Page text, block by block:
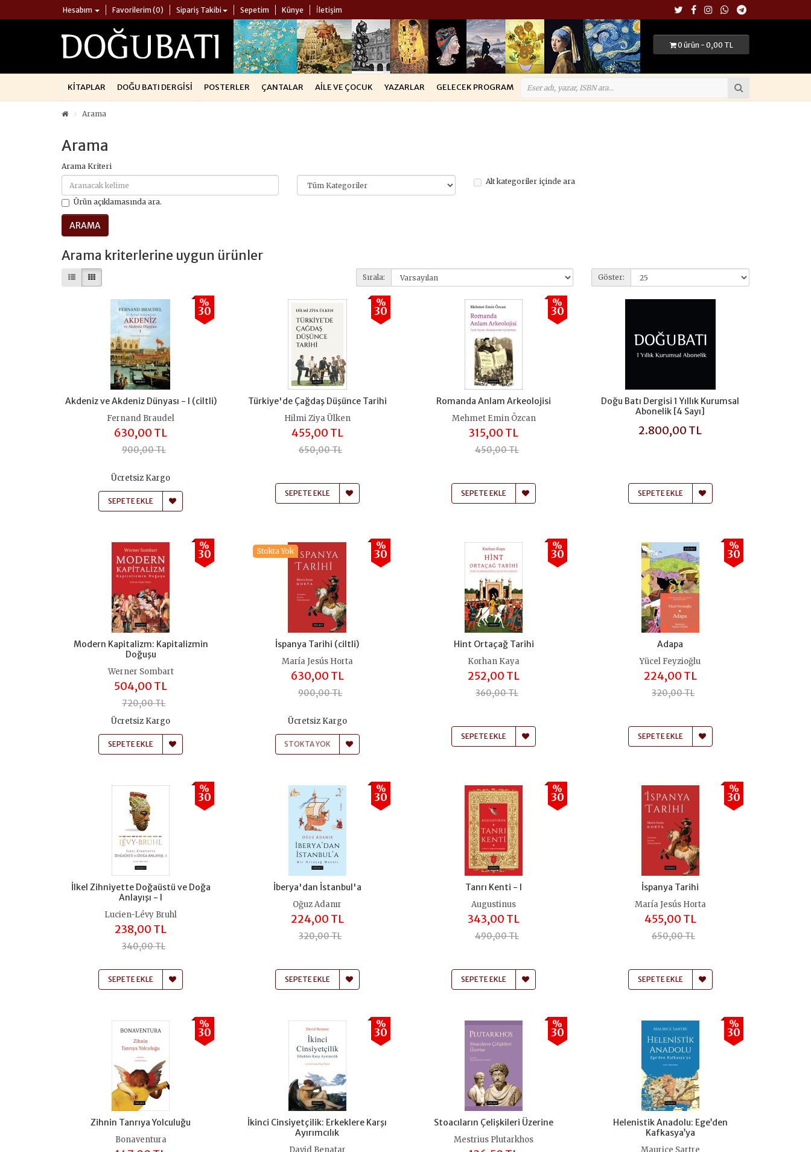
Hesabım Favorilerim (0) Sipariş Takibi Sepetim Künye İletişim
0 ürün - 0,00 TL
KITAPLAR DOĞU BATI DERGISI POSTERLER ÇANTALAR AILE VE ÇOCUK YAZARLAR GELECEK PROGRAM
Arama
Arama
Arama Kriteri
Alt kategoriler içinde ara
Ürün açıklamasında ara.
Arama kriterlerine uygun ürünler
Sırala: Göster:
%
30
Akdeniz ve Akdeniz Dünyası - I (ciltli)
Fernand Braudel
630,00 TL
900,00 TL
Ücretsiz Kargo
SEPETE EKLE
%
30
Türkiye'de Çağdaş Düşünce Tarihi
Hilmi Ziya Ülken
455,00 TL
650,00 TL
SEPETE EKLE
%
30
Romanda Anlam Arkeolojisi
Mehmet Emin Özcan
315,00 TL
450,00 TL
SEPETE EKLE
Doğu Batı Dergisi 1 Yıllık Kurumsal
Abonelik [4 Sayı]
2.800,00 TL
SEPETE EKLE
%
30
Modern Kapitalizm: Kapitalizmin
Doğuşu
Werner Sombart
504,00 TL
720,00 TL
Ücretsiz Kargo
SEPETE EKLE
%
30
Stokta Yok
İspanya Tarihi (ciltli)
María Jesús Horta
630,00 TL
900,00 TL
Ücretsiz Kargo
STOKTA YOK
%
30
Hint Ortaçağ Tarihi
Korhan Kaya
252,00 TL
360,00 TL
SEPETE EKLE
%
30
Adapa
Yücel Feyzioğlu
224,00 TL
320,00 TL
SEPETE EKLE
%
30
İlkel Zihniyette Doğaüstü ve Doğa
Anlayışı - I
Lucien-Lévy Bruhl
238,00 TL
340,00 TL
SEPETE EKLE
%
30
İberya'dan İstanbul'a
Oğuz Adanır
224,00 TL
320,00 TL
SEPETE EKLE
%
30
Tanrı Kenti - I
Augustinus
343,00 TL
490,00 TL
SEPETE EKLE
%
30
İspanya Tarihi
María Jesús Horta
455,00 TL
650,00 TL
SEPETE EKLE
%
30
Zihnin Tanrıya Yolculuğu
Bonaventura
%
30
İkinci Cinsiyetçilik: Erkeklere Karşı
Ayırımcılık
David Benatar
%
30
Stoacıların Çelişkileri Üzerine
Mestrius Plutarkhos
%
30
Helenistik Anadolu: Ege’den
Kafkasya’ya
Maurice Sartre